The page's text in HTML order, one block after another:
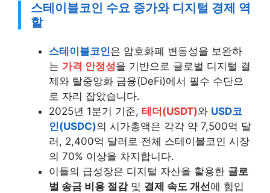
스테이블코인 수요 증가와 디지털 경제 역
할
스테이블코인은 암호화폐 변동성을 보완하
는 가격 안정성을 기반으로 글로벌 디지털 결
제와 탈중앙화 금융(DeFi)에서 필수 수단으
로 자리 잡았습니다.
2025년 1분기 기준, 테더(USDT)와 USD코
인(USDC)의 시가총액은 각각 약 7,500억 달
러, 2,400억 달러로 전체 스테이블코인 시장
의 70% 이상을 차지합니다.
이들의 급성장은 디지털 자산을 활용한 글로
벌 송금 비용 절감및 결제 속도 개선에 힘입